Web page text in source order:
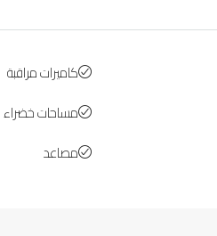
كاميرات مراقبة
مساحات خضراء
مصاعد